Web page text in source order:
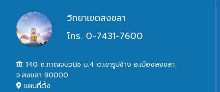
วิทยาเขตสงขลา
โทร. 0-7431-7600
140 ถ.กาญจนวนิช ม.4 ต.เขารูปช้าง อ.เมืองสงขลา
จ.สงขลา 90000
แผนที่ตั้ง